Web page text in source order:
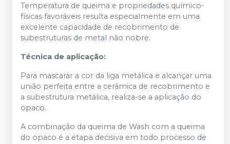
Temperatura de queima e propriedades químico-
físicas favoráveis resulta especialmente em uma
excelente capacidade de recobrimento de
subestruturas de metal não nobre.
Técnica de aplicação:
Para mascarar a cor da liga metálica e alcançar uma
união perfeita entre a cerâmica de recobrimento e
a subestrutura metálica, realiza-se a aplicação do
opaco.
A combinação da queima de Wash com a queima
do opaco é a etapa decisiva em todo processo de